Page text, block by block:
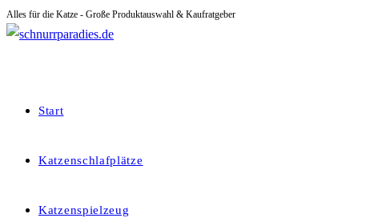
Zum
Inhalt
Alles für die Katze - Große Produktauswahl & Kaufratgeber
Start
Katzenschlafplätze
Katzenspielzeug